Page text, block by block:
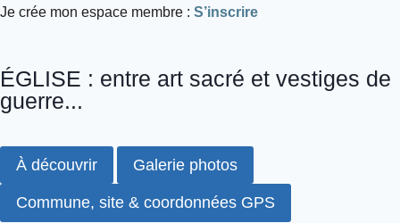
Je crée mon espace membre : S’inscrire
ÉGLISE : entre art sacré et vestiges de
guerre...
À découvrir Galerie photos
Commune, site & coordonnées GPS